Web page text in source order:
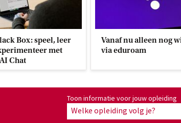
Box: speel, leer
met
Chat
Vanaf nu alleen nog
via eduroam
voor opleiding:Toon informatie voor jouw opleiding
Welke opleiding volg je?